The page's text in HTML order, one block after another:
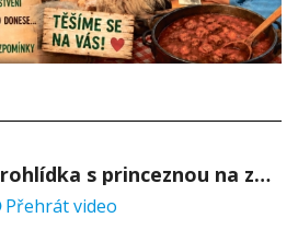
Prohlídka s princeznou na zámku Stekník
Přehrát video